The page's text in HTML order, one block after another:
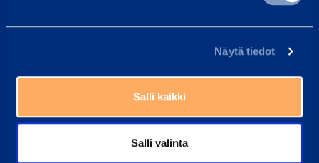
Näytä tiedot
Salli kaikki
Salli valinta
Call us, our customer service is here to help
Find Customer Center
Our customer center staff can always help you